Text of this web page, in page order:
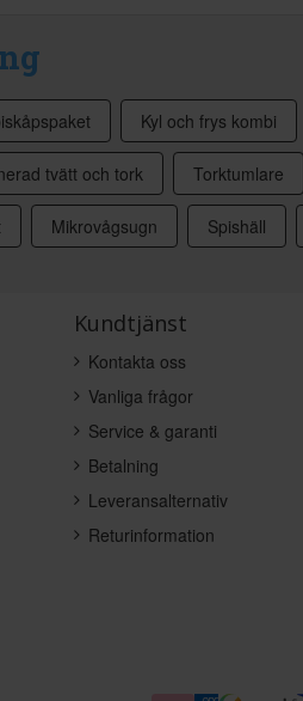
Kyl och frys kombi
tvätt och tork Torktumlare
Mikrovågsugn Spishäll
Kundtjänst
Kontakta oss
Vanliga frågor
Service & garanti
Betalning
Leveransalternativ
Returinformation